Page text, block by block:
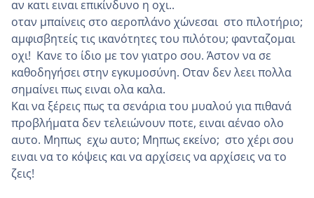
αν κατι ειναι επικίνδυνο η οχι..
οταν μπαίνεις στο αεροπλάνο χώνεσαι στο πιλοτήριο;
αμφισβητείς τις ικανότητες του πιλότου; φανταζομαι
οχι! Κανε το ίδιο με τον γιατρο σου. Άστον να σε
καθοδηγήσει στην εγκυμοσύνη. Οταν δεν λεει πολλα
σημαίνει πως ειναι ολα καλα.
Και να ξέρεις πως τα σενάρια του μυαλού για πιθανά
προβλήματα δεν τελειώνουν ποτε, ειναι αέναο ολο
αυτο. Μηπως εχω αυτο; Μηπως εκείνο; στο χέρι σου
ειναι να το κόψεις και να αρχίσεις να αρχίσεις να το
ζεις!